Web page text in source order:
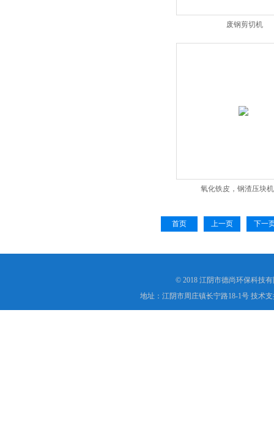
废钢剪切机
氧化铁皮，钢渣压块
首页 上一页 下一
© 2018 江阴市德尚环保科技
地址：江阴市周庄镇长宁路18-1号 技术